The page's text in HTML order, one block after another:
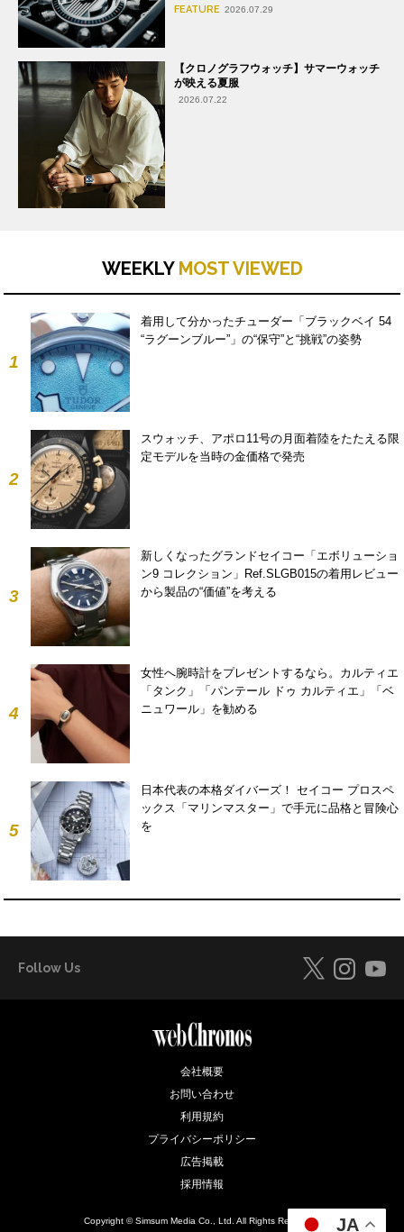
FEATURE 2026.07.29
【クロノグラフウォッチ】サマーウォッチ
が映える夏服
2026.07.22
WEEKLY MOST VIEWED
1
着用して分かったチューダー「ブラックベイ 54
“ラグーンブルー”」の“保守”と“挑戦”の姿勢
2
スウォッチ、アポロ11号の月面着陸をたたえる限
定モデルを当時の金価格で発売
3
新しくなったグランドセイコー「エボリューショ
ン9 コレクション」Ref.SLGB015の着用レビュー
から製品の“価値”を考える
4
女性へ腕時計をプレゼントするなら。カルティエ
「タンク」「パンテール ドゥ カルティエ」「ベ
ニュワール」を勧める
5
日本代表の本格ダイバーズ！ セイコー プロスペ
ックス「マリンマスター」で手元に品格と冒険心
を
Follow Us
会社概要
お問い合わせ
利用規約
プライバシーポリシー
広告掲載
採用情報
Copyright © Simsum Media Co., Ltd. All Rights Reserved. JA